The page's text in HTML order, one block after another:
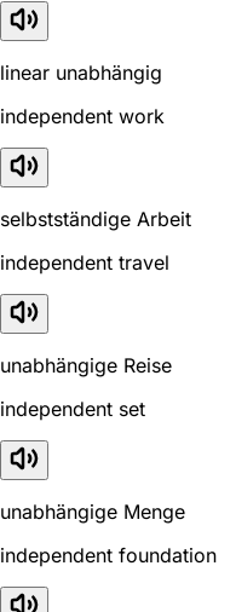
linear unabhängig
independent work
selbstständige Arbeit
independent travel
unabhängige Reise
independent set
unabhängige Menge
independent foundation